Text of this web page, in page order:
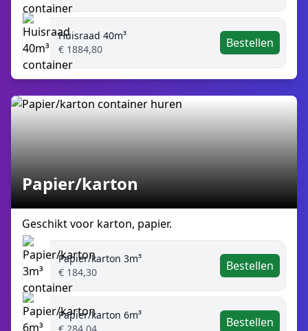
Huisraad 40m³
€ 1884,80
Bestellen
Papier/karton
Geschikt voor karton, papier.
Papier/karton 3m³
€ 184,30
Bestellen
Papier/karton 6m³
Bestellen